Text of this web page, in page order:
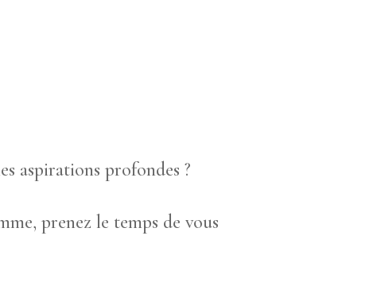
aspirations profondes ?
prenez le temps de vous